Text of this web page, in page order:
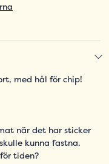
med hål för chip!
när det har sticker
kunna fastna.
tiden?